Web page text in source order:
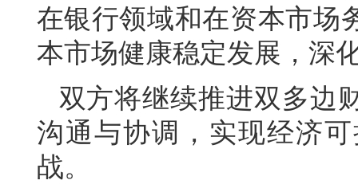
在银行领域和在资本市场
本市场健康稳定发展，深
双方将继续推进双多边
沟通与协调，实现经济
战。